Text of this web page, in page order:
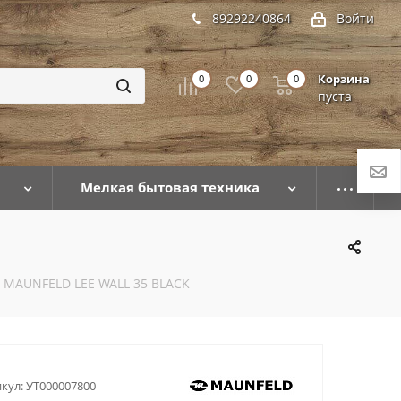
Войти
89292240864
0 0 Корзина
пуста
0
Мелкая бытовая техника
LEE WALL 35 BLACK
УТ000007800